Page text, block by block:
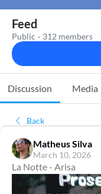
Feed
Public · 312 members
Discussion Media
Back
Matheus Silva
March 10, 2026
La Notte - Arisa